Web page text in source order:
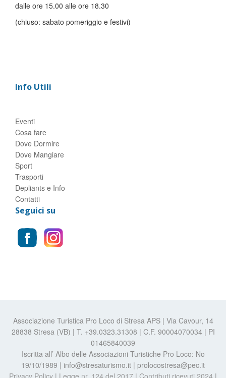
dalle ore 15.00 alle ore 18.30
(chiuso: sabato pomeriggio e festivi)
Info Utili
Eventi
Cosa fare
Dove Dormire
Dove Mangiare
Sport
Trasporti
Depliants e Info
Contatti
Seguici su
Associazione Turistica Pro Loco di Stresa APS | Via Cavour, 14
28838 Stresa (VB) | T. +39.0323.31308 | C.F. 90004070034 | PI
01465840039
Iscritta all’ Albo delle Associazioni Turistiche Pro Loco: No
19/10/1989 | info@stresaturismo.it | prolocostresa@pec.it
Privacy Policy | Legge nr. 124 del 2017 | Contributi ricevuti 2024 |